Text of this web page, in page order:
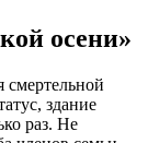
осени»
здание
раз. Не